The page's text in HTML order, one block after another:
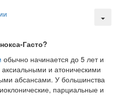
кардиотоксичность
здравоохранения озвучила
касаются увеличения риска
острой кардиотоксичности и
роста сопутствующих
осложнений от...
Гасто?
обычно начинается до 5 лет и
аксиальными и атоническими
абсансами. У большинства
парциаль­ные и